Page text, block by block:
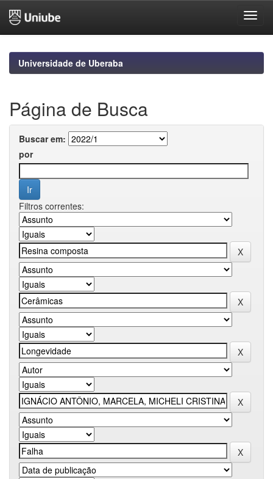
navigationUniversidade de Uberaba
Página de Busca
Buscar em:
por
Filtros correntes: